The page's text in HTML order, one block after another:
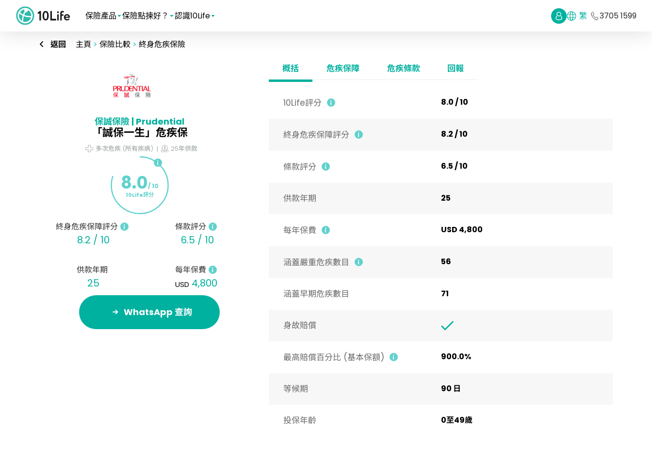
保險產品 保險點揀好？ 認識10Life 繁 3705 1599
返回 主頁 > 保險比較> 終身危疾保險
保誠保險 | Prudential
「誠保一生」危疾保
多次危疾 (所有疾病) 25年供款
8.0/ 10
10Life評分
終身危疾保障評分
8.2 / 10
條款評分
6.5 / 10
供款年期
25
每年保費
USD 4,800
WhatsApp 查詢
概括 危疾保障 危疾條款 回報
10Life評分 8.0 / 10
終身危疾保障評分 8.2 / 10
條款評分 6.5 / 10
供款年期 25
每年保費 USD 4,800
涵蓋嚴重危疾數目 56
涵蓋早期危疾數目 71
身故賠償
最高賠償百分比 (基本保額) 900.0%
等候期 90 日
投保年齡 0至49歲